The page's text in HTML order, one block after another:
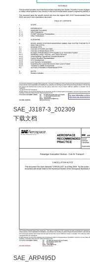
SAE_J3187-3_202309
下载文档
SAE_ARP495D